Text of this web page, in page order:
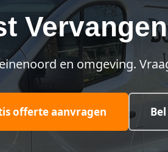
en omgeving.
offerte aanvragen